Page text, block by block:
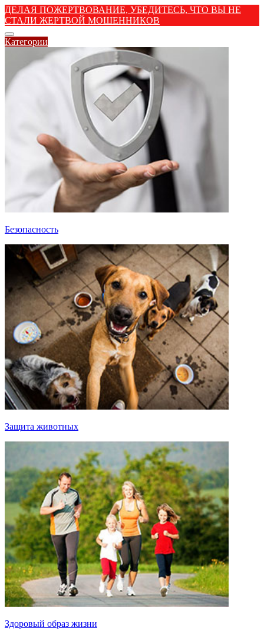
ДЕЛАЯ ПОЖЕРТВОВАНИЕ, УБЕДИТЕСЬ, ЧТО ВЫ НЕ
СТАЛИ ЖЕРТВОЙ МОШЕННИКОВ
Категории
Безопасность
Защита животных
Здоровый образ жизни